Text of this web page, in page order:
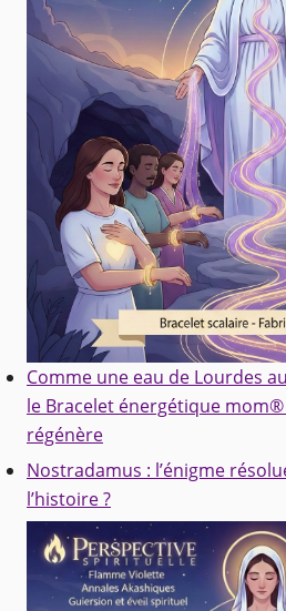
Comme une eau de Lourdes
le Bracelet énergétique
régénère
Nostradamus : l’énigme
l’histoire ?